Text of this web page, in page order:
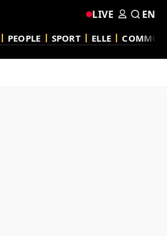
PEOPLE SPORT ELLE
LIVE EN